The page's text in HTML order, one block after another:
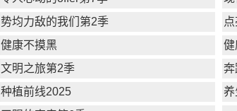
势均力敌的我们第2季
健康不摸黑
文明之旅第2季
奔
种植前线2025
养